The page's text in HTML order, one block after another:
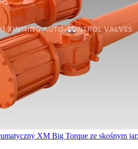
XM Big Torque ze skośnym